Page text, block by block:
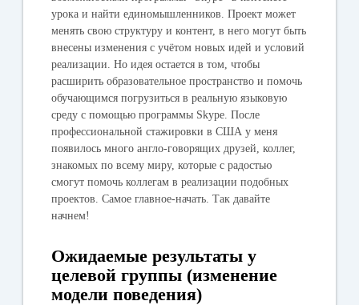
урока и найти единомышленников. Проект может
менять свою структуру и контент, в него могут быть
внесены изменения с учётом новых идей и условий
реализации. Но идея остается в том, чтобы
расширить образовательное пространство и помочь
обучающимся погрузиться в реальную языковую
среду с помощью программы Skype. После
профессиональной стажировки в США у меня
появилось много англо-говорящих друзей, коллег,
знакомых по всему миру, которые с радостью
смогут помочь коллегам в реализации подобных
проектов. Самое главное-начать. Так давайте
начнем!
Ожидаемые результаты у
целевой группы (изменение
модели поведения)